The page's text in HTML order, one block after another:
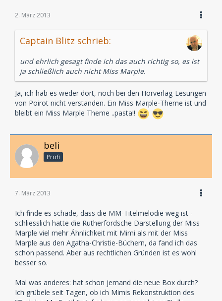
2. März 2013
Captain Blitz schrieb:
und ehrlich gesagt finde ich das auch richtig so, es ist
ja schließlich auch nicht Miss Marple.
Ja, ich hab es weder dort, noch bei den Hörverlag-Lesungen
von Poirot nicht verstanden. Ein Miss Marple-Theme ist und
bleibt ein Miss Marple Theme ..pasta!!
beli
Profi
7. März 2013
Ich finde es schade, dass die MM-Titelmelodie weg ist -
schliesslich hatte die Rutherfordsche Darstellung der Miss
Marple viel mehr Ähnlichkeit mit Mimi als mit der Miss
Marple aus den Agatha-Christie-Büchern, da fand ich das
schon passend. Aber aus rechtlichen Gründen ist es wohl
besser so.
Mal was anderes: hat schon jemand die neue Box durch?
Ich grübele seit Tagen, ob ich Mimis Rekonstruktion des